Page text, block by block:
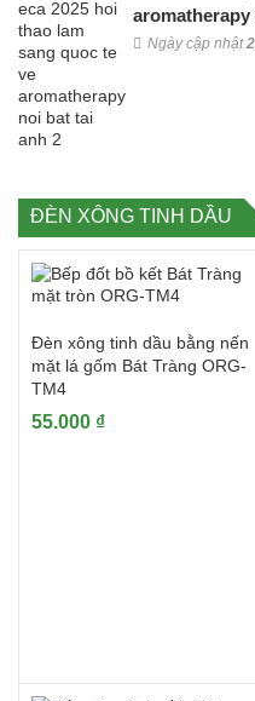
Ngày cập nhật
ĐÈN XÔNG TINH DẦU
Đèn xông tinh dầu bằng nến
mặt lá gốm Bát Tràng ORG-
TM4
55.000 ₫